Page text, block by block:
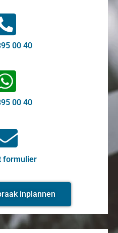
00 40
00 40
formulier
inplannen